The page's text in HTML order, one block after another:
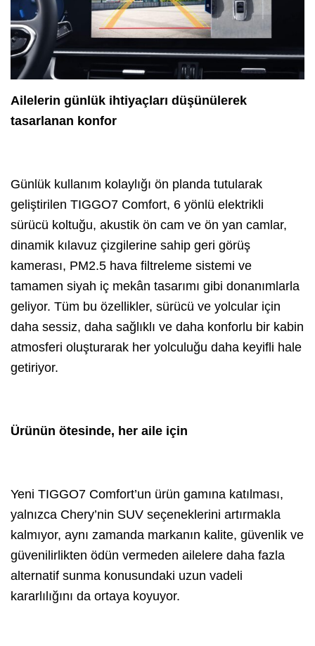
Ailelerin günlük ihtiyaçları düşünülerek
tasarlanan konfor
Günlük kullanım kolaylığı ön planda tutularak
geliştirilen TIGGO7 Comfort, 6 yönlü elektrikli
sürücü koltuğu, akustik ön cam ve ön yan camlar,
dinamik kılavuz çizgilerine sahip geri görüş
kamerası, PM2.5 hava filtreleme sistemi ve
tamamen siyah iç mekân tasarımı gibi donanımlarla
geliyor. Tüm bu özellikler, sürücü ve yolcular için
daha sessiz, daha sağlıklı ve daha konforlu bir kabin
atmosferi oluşturarak her yolculuğu daha keyifli hale
getiriyor.
Ürünün ötesinde, her aile için
Yeni TIGGO7 Comfort’un ürün gamına katılması,
yalnızca Chery’nin SUV seçeneklerini artırmakla
kalmıyor, aynı zamanda markanın kalite, güvenlik ve
güvenilirlikten ödün vermeden ailelere daha fazla
alternatif sunma konusundaki uzun vadeli
kararlılığını da ortaya koyuyor.